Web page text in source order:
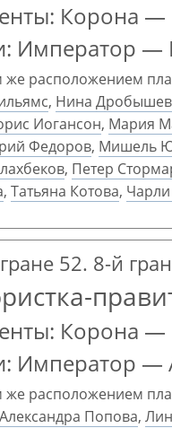
Корона —
Император —
же расположением
, Нина
Иогансон, Мария
Федоров, Мишель
, Петер
, Татьяна Котова,
52. 8-й
Корона —
Император —
же расположением
Александра Попова,